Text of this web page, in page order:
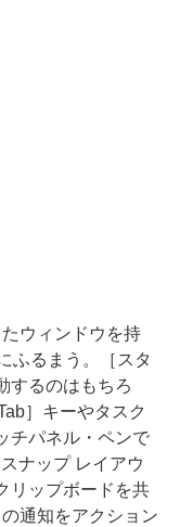
ウィンドウを持
ふるまう。［スタ
するのはもちろ
］キーやタスク
チパネル・ペンで
ナップ レイアウ
リップボードを共
通知をアクション